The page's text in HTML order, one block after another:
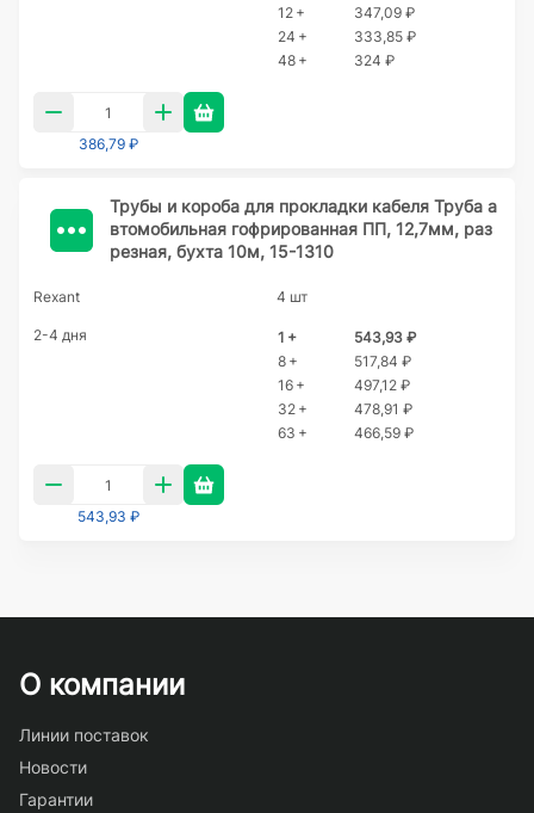
12 +
347,09 ₽
24 +
333,85 ₽
48 +
324 ₽
386,79 ₽
Трубы и короба для прокладки кабеля Труба а
втомобильная гофрированная ПП, 12,7мм, раз
резная, бухта 10м, 15-1310
Rexant 4 шт
2-4 дня 1 +
543,93 ₽
8 +
517,84 ₽
16 +
497,12 ₽
32 +
478,91 ₽
63 +
466,59 ₽
543,93 ₽
О компании
Линии поставок
Новости
Гарантии